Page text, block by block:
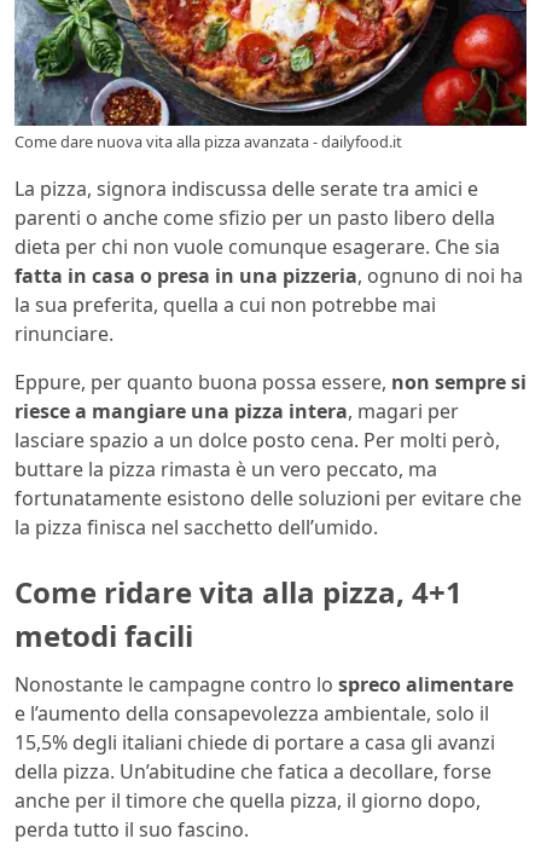
Come dare nuova vita alla pizza avanzata - dailyfood.it
La pizza, signora indiscussa delle serate tra amici e
parenti o anche come sfizio per un pasto libero della
dieta per chi non vuole comunque esagerare. Che sia
fatta in casa o presa in una pizzeria, ognuno di noi ha
la sua preferita, quella a cui non potrebbe mai
rinunciare.
Eppure, per quanto buona possa essere, non sempre si
riesce a mangiare una pizza intera, magari per
lasciare spazio a un dolce posto cena. Per molti però,
buttare la pizza rimasta è un vero peccato, ma
fortunatamente esistono delle soluzioni per evitare che
la pizza finisca nel sacchetto dell’umido.
Come ridare vita alla pizza, 4+1
metodi facili
Nonostante le campagne contro lo spreco alimentare
e l’aumento della consapevolezza ambientale, solo il
15,5% degli italiani chiede di portare a casa gli avanzi
della pizza. Un’abitudine che fatica a decollare, forse
anche per il timore che quella pizza, il giorno dopo,
perda tutto il suo fascino.